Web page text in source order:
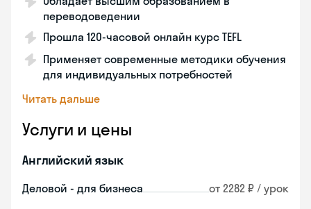
переводоведении
Прошла 120-часовой онлайн курс TEFL
Применяет современные методики обучения
для индивидуальных потребностей
Читать дальше
Услуги и цены
Английский язык
Деловой - для бизнеса от 2282 ₽ / урок